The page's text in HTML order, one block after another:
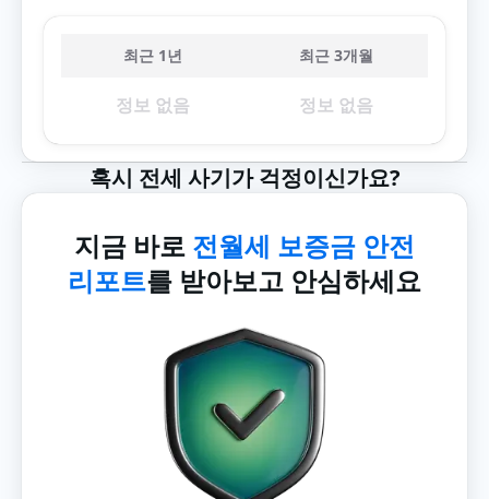
최근 1년 최근 3개월
정보 없음 정보 없음
혹시 전세 사기가 걱정이신가요?
지금 바로 전월세 보증금 안전
리포트를 받아보고 안심하세요